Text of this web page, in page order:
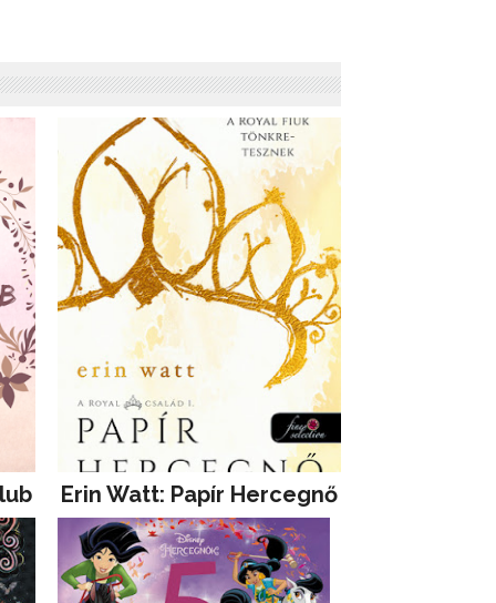
Erin Watt: Papír Hercegnő